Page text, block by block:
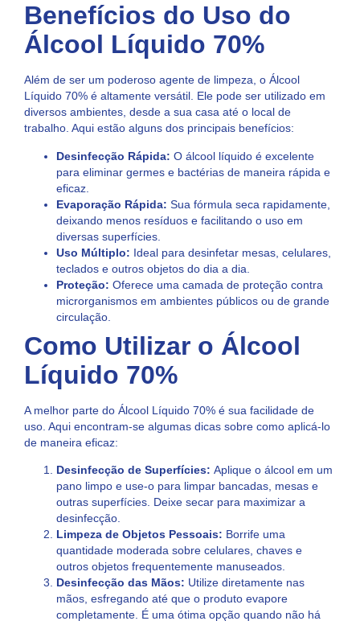
Benefícios do Uso do
Álcool Líquido 70%
Além de ser um poderoso agente de limpeza, o Álcool
Líquido 70% é altamente versátil. Ele pode ser utilizado em
diversos ambientes, desde a sua casa até o local de
trabalho. Aqui estão alguns dos principais benefícios:
Desinfecção Rápida: O álcool líquido é excelente
para eliminar germes e bactérias de maneira rápida e
eficaz.
Evaporação Rápida: Sua fórmula seca rapidamente,
deixando menos resíduos e facilitando o uso em
diversas superfícies.
Uso Múltiplo: Ideal para desinfetar mesas, celulares,
teclados e outros objetos do dia a dia.
Proteção: Oferece uma camada de proteção contra
microrganismos em ambientes públicos ou de grande
circulação.
Como Utilizar o Álcool
Líquido 70%
A melhor parte do Álcool Líquido 70% é sua facilidade de
uso. Aqui encontram-se algumas dicas sobre como aplicá-lo
de maneira eficaz:
Desinfecção de Superfícies: Aplique o álcool em um
pano limpo e use-o para limpar bancadas, mesas e
outras superfícies. Deixe secar para maximizar a
desinfecção.
Limpeza de Objetos Pessoais: Borrife uma
quantidade moderada sobre celulares, chaves e
outros objetos frequentemente manuseados.
Desinfecção das Mãos: Utilize diretamente nas
mãos, esfregando até que o produto evapore
completamente. É uma ótima opção quando não há